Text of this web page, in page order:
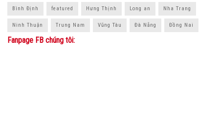
Bình Định featured Hưng Thịnh Long an Nha Trang
Ninh Thuận Trung Nam Vũng Tàu Đà Nẵng Đồng Nai
Fanpage FB chúng tôi: